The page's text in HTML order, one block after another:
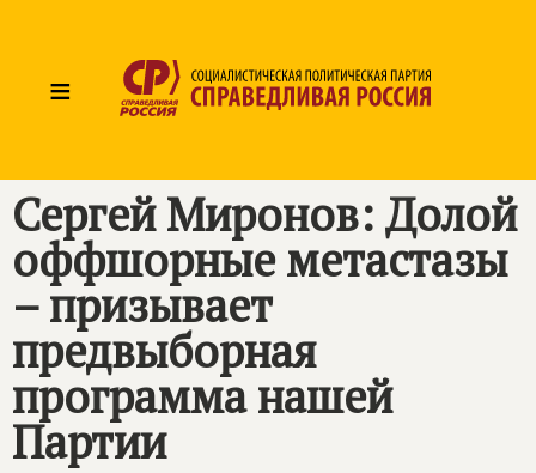
≡
Сергей Миронов: Долой
оффшорные метастазы
– призывает
предвыборная
программа нашей
Партии